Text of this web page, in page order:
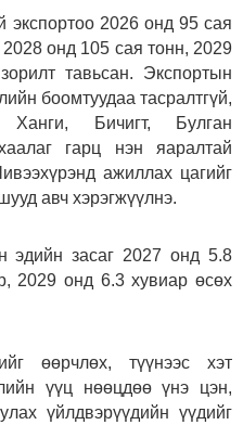
экспортоо 2026 онд 95 сая
онд 105 сая тонн, 2029
тавьсан. Экспортын
боомтуудаа тасралтгүй,
Ханги, Бичигт, Булган
гарц нэн яаралтай
ажиллах цагийг
авч хэрэгжүүлнэ.
эдийн засаг 2027 онд 5.8
2029 онд 6.3 хувиар өсөх
өөрчлөх, түүнээс хэт
үүц нөөцдөө үнэ цэн,
үйлдвэрүүдийн үүдийг